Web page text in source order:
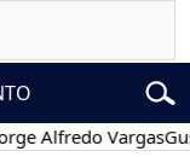
VargasGustavo